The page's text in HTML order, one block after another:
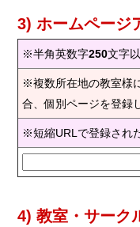
3) ホームページ
※半角英数字250文字
※複数所在地の教室様
合、個別ページを登録
※短縮URLで登録され
4) 教室・サーク